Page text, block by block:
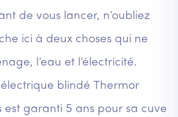
de vous lancer, n’oubliez
ici à deux choses qui ne
l’eau et l’électricité.
blindé Thermor
est garanti 5 ans pour sa cuve